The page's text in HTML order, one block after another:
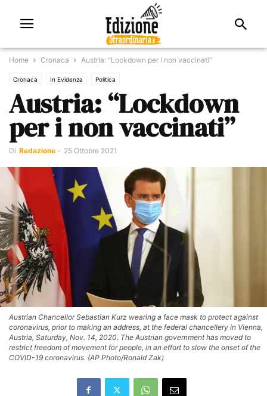
Home Cronaca Austria: “Lockdown per i non vaccinati”
Cronaca In Evidenza Politica
Austria: “Lockdown
per i non vaccinati”
Di Redazione - 25 Ottobre 2021
Austrian Chancellor Sebastian Kurz wearing a face mask to protect against
coronavirus, prior to making an address, at the federal chancellery in Vienna,
Austria, Saturday, Nov. 14, 2020. The Austrian government has moved to
restrict freedom of movement for people, in an effort to slow the onset of the
COVID-19 coronavirus. (AP Photo/Ronald Zak)